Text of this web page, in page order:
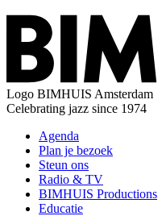
Logo BIMHUIS Amsterdam
Celebrating jazz since 1974
Agenda
Plan je bezoek
Steun ons
Radio & TV
BIMHUIS Productions
Educatie